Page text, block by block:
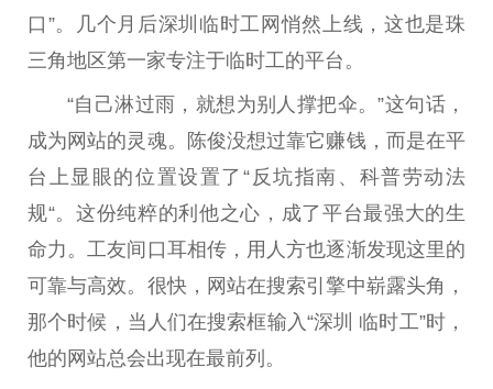
口”。几个月后深圳临时工网悄然上线，这也是珠
三角地区第一家专注于临时工的平台。
“自己淋过雨，就想为别人撑把伞。”这句话，
成为网站的灵魂。陈俊没想过靠它赚钱，而是在平
台上显眼的位置设置了“反坑指南、科普劳动法
规“。这份纯粹的利他之心，成了平台最强大的生
命力。工友间口耳相传，用人方也逐渐发现这里的
可靠与高效。很快，网站在搜索引擎中崭露头角，
那个时候，当人们在搜索框输入“深圳 临时工”时，
他的网站总会出现在最前列。